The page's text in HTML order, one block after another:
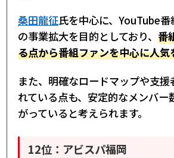
桑田龍征氏を中心に、YouTube番
の事業拡大を目的としており、 番
る点から番組ファンを中心に人気
また、明確なロードマップや支援
れている点も、安定的なメンバー
がっていると考えられます。
12位：アビスパ福岡